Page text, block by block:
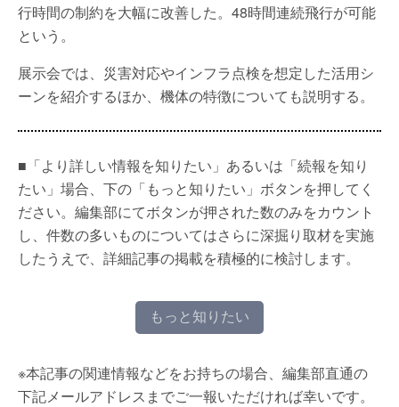
行時間の制約を大幅に改善した。48時間連続飛行が可能
という。
展示会では、災害対応やインフラ点検を想定した活用シ
ーンを紹介するほか、機体の特徴についても説明する。
■「より詳しい情報を知りたい」あるいは「続報を知り
たい」場合、下の「もっと知りたい」ボタンを押してく
ださい。編集部にてボタンが押された数のみをカウント
し、件数の多いものについてはさらに深掘り取材を実施
したうえで、詳細記事の掲載を積極的に検討します。
もっと知りたい
※本記事の関連情報などをお持ちの場合、編集部直通の
下記メールアドレスまでご一報いただければ幸いです。